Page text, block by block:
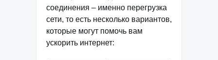
соединения – именно перегрузка
сети, то есть несколько вариантов,
которые могут помочь вам
ускорить интернет: